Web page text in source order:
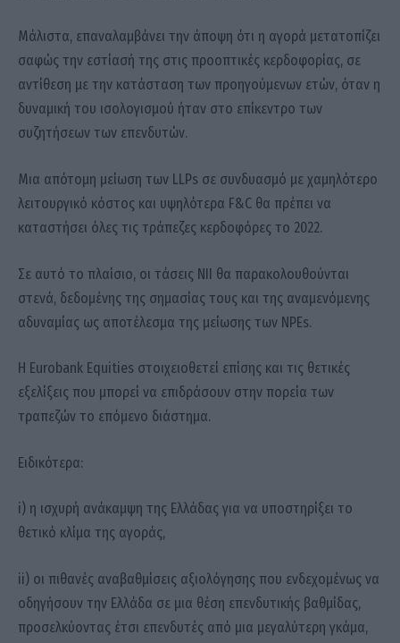
Μάλιστα, επαναλαμβάνει την άποψη ότι η αγορά μετατοπίζει
σαφώς την εστίασή της στις προοπτικές κερδοφορίας, σε
αντίθεση με την κατάσταση των προηγούμενων ετών, όταν η
δυναμική του ισολογισμού ήταν στο επίκεντρο των
συζητήσεων των επενδυτών.
Μια απότομη μείωση των LLPs σε συνδυασμό με χαμηλότερο
λειτουργικό κόστος και υψηλότερα F&C θα πρέπει να
καταστήσει όλες τις τράπεζες κερδοφόρες το 2022.
Σε αυτό το πλαίσιο, οι τάσεις NII θα παρακολουθούνται
στενά, δεδομένης της σημασίας τους και της αναμενόμενης
αδυναμίας ως αποτέλεσμα της μείωσης των NPEs.
Η Eurobank Equities στοιχειοθετεί επίσης και τις θετικές
εξελίξεις που μπορεί να επιδράσουν στην πορεία των
τραπεζών το επόμενο διάστημα.
Ειδικότερα:
i) η ισχυρή ανάκαμψη της Ελλάδας για να υποστηρίξει το
θετικό κλίμα της αγοράς,
ii) οι πιθανές αναβαθμίσεις αξιολόγησης που ενδεχομένως να
οδηγήσουν την Ελλάδα σε μια θέση επενδυτικής βαθμίδας,
προσελκύοντας έτσι επενδυτές από μια μεγαλύτερη γκάμα,